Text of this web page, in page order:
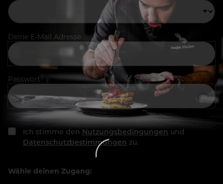
Deine E-Mail Adresse
Passwort
Ich stimme den Nutzungsbedingungen und
Datenschutzbestimmungen zu.
Wähle deinen Zugang: